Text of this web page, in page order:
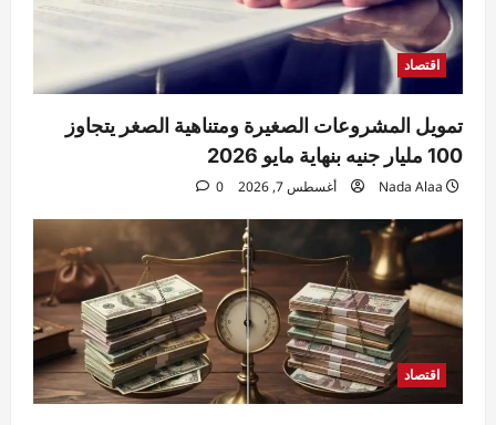
5
مقتل مسن بورسعيد.. العثور على رجل مُقيد
اليدين والقدمين داخل منزله والأمن يكثف
أغسطس 7, 2026 0
اقتصاد
تمويل المشروعات الصغيرة ومتناهية الصغر يتجاوز
100 مليار جنيه بنهاية مايو 2026
Nada Alaa أغسطس 7, 2026 0
اقتصاد